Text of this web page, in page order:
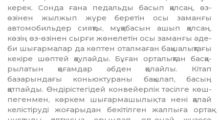
керек. Сонда ғана педальды басып қалсаң, өз-
өзінен жылжып жүре беретін осы заманғы
автомобильдер сияқты, мұқабасын ашып қалсаң,
көзің өз-өзінен сырғи жөнелетін осы заманғы әде­
би шығармалар да көптен отал­маған бақшалықтағы
кекіре шөптей қау­лайды. Бұған орталықтан бас­қа­
рылатын қоғамдар әбден қолайлы. Кітап
базарындағы коньюктураны ба­қылап, басың
қатпайды. Өндіріс­те­гідей конвейерлік тәсілге көш­
пе­ген­мен, көркем шығармашылық та нені қалай
келістіруді жоғарыдан бе­кітілген жалпыға ортақ